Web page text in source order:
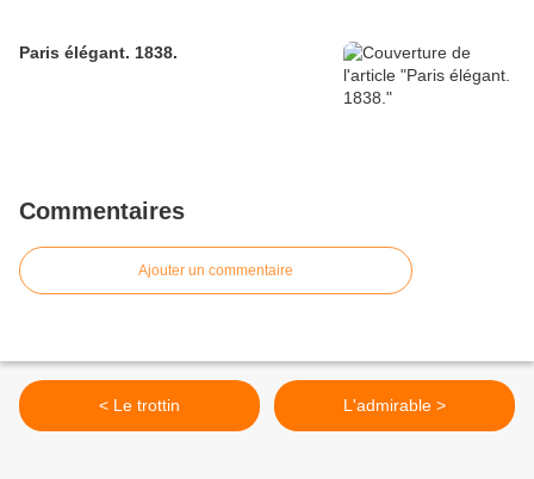
Paris élégant. 1838.
Commentaires
Ajouter un commentaire
< Le trottin L'admirable >